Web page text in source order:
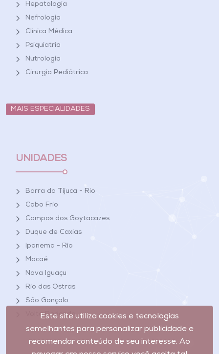
Hepatologia
Nefrologia
Clínica Médica
Psiquiatria
Nutrologia
Cirurgia Pediátrica
MAIS ESPECIALIDADES
UNIDADES
Barra da Tijuca - Rio
Cabo Frio
Campos dos Goytacazes
Duque de Caxias
Ipanema - Rio
Macaé
Nova Iguaçu
Rio das Ostras
São Gonçalo
Volta Redonda
Este site utiliza cookies e tecnologias
semelhantes para personalizar publicidade e
recomendar conteúdo de seu interesse. Ao